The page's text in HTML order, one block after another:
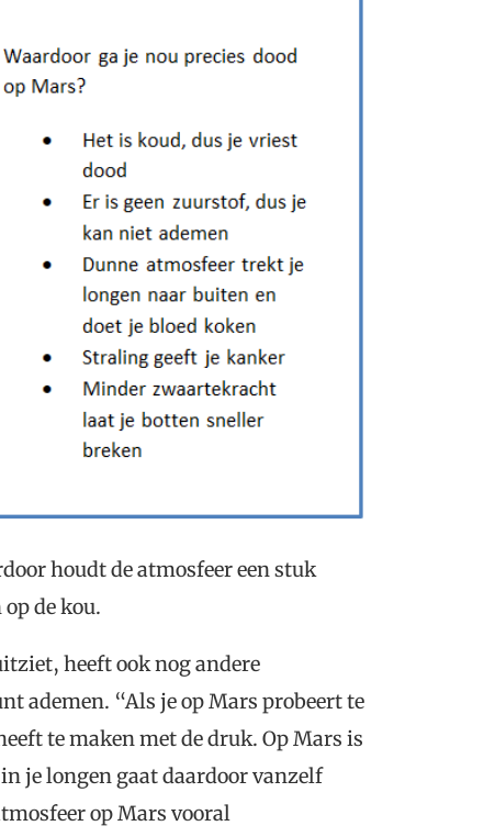
houdt de atmosfeer een stuk
de kou.
heeft ook nog andere
ademen. “Als je op Mars probeert te
te maken met de druk. Op Mars is
je longen gaat daardoor vanzelf
op Mars vooral